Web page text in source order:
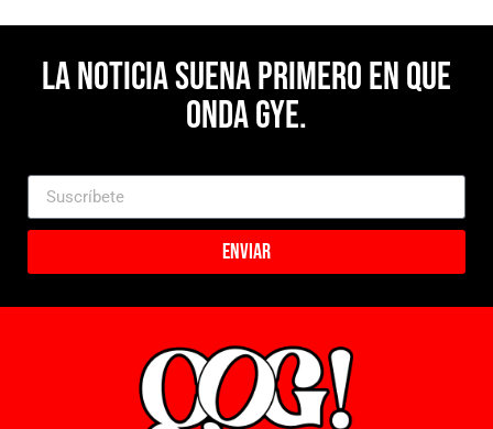
La noticia suena primero en Que
Onda Gye.
Enviar